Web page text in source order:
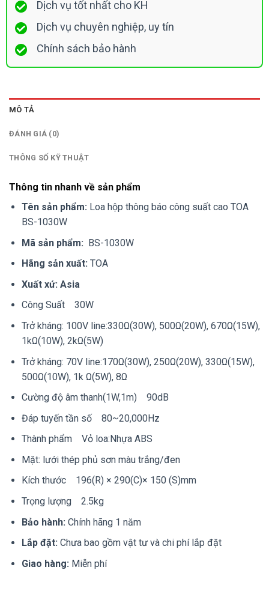
Dịch vụ tốt nhất cho KH
Dịch vụ chuyên nghiệp, uy tín
Chính sách bảo hành
MÔ TẢ
ĐÁNH GIÁ (0)
THÔNG SỐ KỸ THUẬT
Thông tin nhanh về sản phẩm
Tên sản phẩm: Loa hộp thông báo công suất cao TOA
BS-1030W
Mã sản phẩm: BS-1030W
Hãng sản xuất: TOA
Xuất xứ: Asia
Công Suất 30W
Trở kháng: 100V line:330Ω(30W), 500Ω(20W), 670Ω(15W),
1kΩ(10W), 2kΩ(5W)
Trở kháng: 70V line:170Ω(30W), 250Ω(20W), 330Ω(15W),
500Ω(10W), 1k Ω(5W), 8Ω
Cường độ âm thanh(1W,1m) 90dB
Đáp tuyến tần số 80~20,000Hz
Thành phẩm Vỏ loa:Nhựa ABS
Mặt: lưới thép phủ sơn màu trắng/đen
Kích thước 196(R) × 290(C)× 150 (S)mm
Trọng lượng 2.5kg
Bảo hành: Chính hãng 1 năm
Lắp đặt: Chưa bao gồm vật tư và chi phí lắp đặt
Giao hàng: Miễn phí